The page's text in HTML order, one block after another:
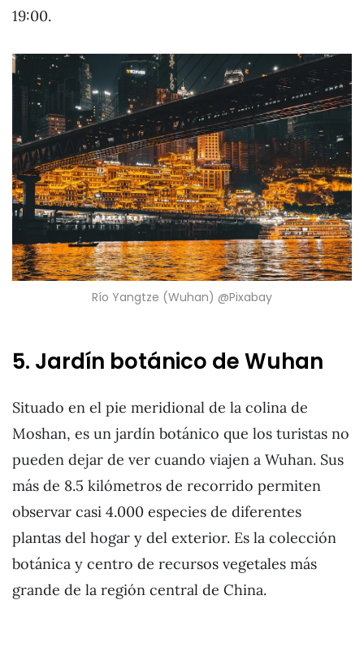
19:00.
Río Yangtze (Wuhan) @Pixabay
5. Jardín botánico de Wuhan
Situado en el pie meridional de la colina de
Moshan, es un jardín botánico que los turistas no
pueden dejar de ver cuando viajen a Wuhan. Sus
más de 8.5 kilómetros de recorrido permiten
observar casi 4.000 especies de diferentes
plantas del hogar y del exterior. Es la colección
botánica y centro de recursos vegetales más
grande de la región central de China.